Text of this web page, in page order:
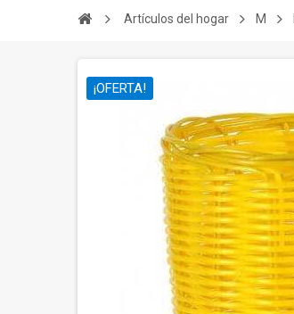
Artículos del hogar M
¡OFERTA!